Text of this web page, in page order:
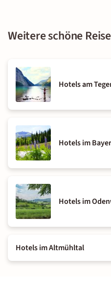
Weitere schöne
Hotels am
Hotels im
Hotels im
Hotels im Altmühltal